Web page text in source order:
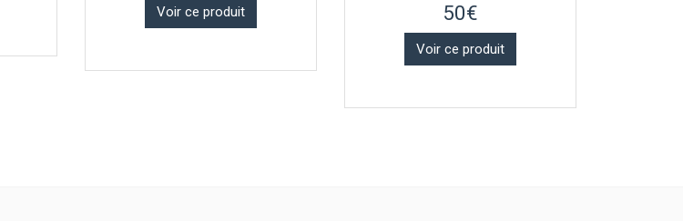
Voir ce produit 50€
Voir ce produit